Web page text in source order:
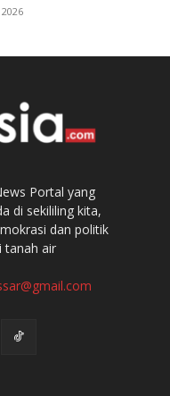
Portal yang
di sekililing kita,
dan politik
tanah air